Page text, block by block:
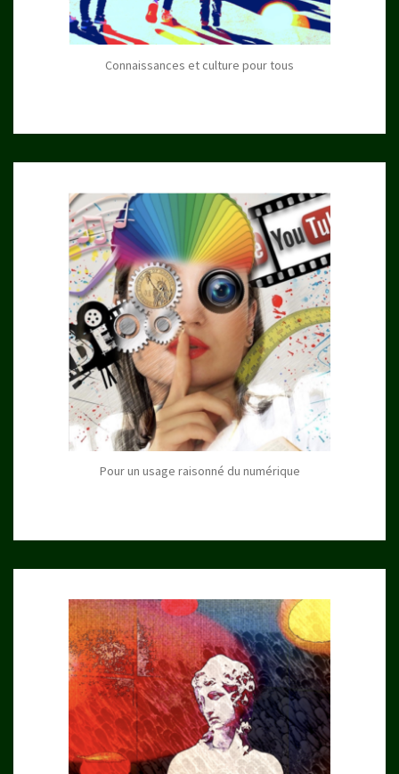
Connaissances et culture pour tous
Pour un usage raisonné du numérique